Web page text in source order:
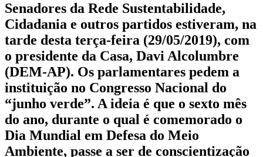
Senadores da Rede Sustentabilidade,
Cidadania e outros partidos estiveram, na
tarde desta terça-feira (29/05/2019), com
o presidente da Casa, Davi Alcolumbre
(DEM-AP). Os parlamentares pedem a
instituição no Congresso Nacional do
“junho verde”. A ideia é que o sexto mês
do ano, durante o qual é comemorado o
Dia Mundial em Defesa do Meio
Ambiente, passe a ser de conscientização